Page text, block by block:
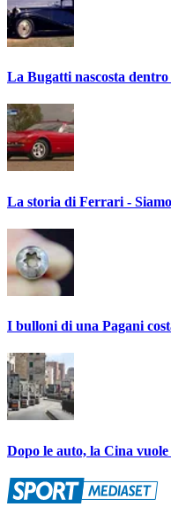
La Bugatti nascosta
La storia di Ferrari -
I bulloni di una Pagani
Dopo le auto, la Cina